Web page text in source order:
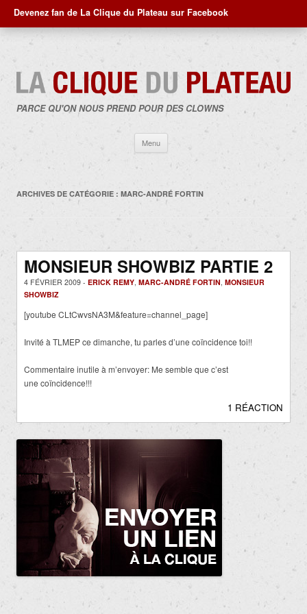
Devenez fan de La Clique du Plateau sur Facebook
PARCE QU'ON NOUS PREND POUR DES CLOWNS
Menu
contenu
ARCHIVES DE CATÉGORIE : MARC-ANDRÉ FORTIN
MONSIEUR SHOWBIZ PARTIE 2
4 FÉVRIER 2009 - ERICK REMY, MARC-ANDRÉ FORTIN, MONSIEUR
SHOWBIZ
[youtube CLtCwvsNA3M&feature=channel_page]
Invité à TLMEP ce dimanche, tu parles d’une coïncidence toi!!
Commentaire inutile à m’envoyer: Me semble que c’est
une coïncidence!!!
1 RÉACTION